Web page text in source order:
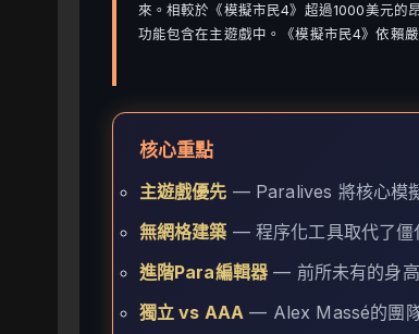
來。相較於《模擬市民4》超過1000美元
功能包含在主遊戲中。《模擬市民4》依賴
核心重點
主遊戲優先 — Paralives 將核心模
無網格建築 — 程序化工具取代了僵
進階Para編輯器 — 前所未有的身
獨立 vs AAA — Alex Massé的團